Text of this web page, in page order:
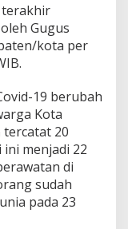
terakhir
Gugus
kota per
19 berubah
Kota
tercatat 20
menjadi 22
di
sudah
pada 23